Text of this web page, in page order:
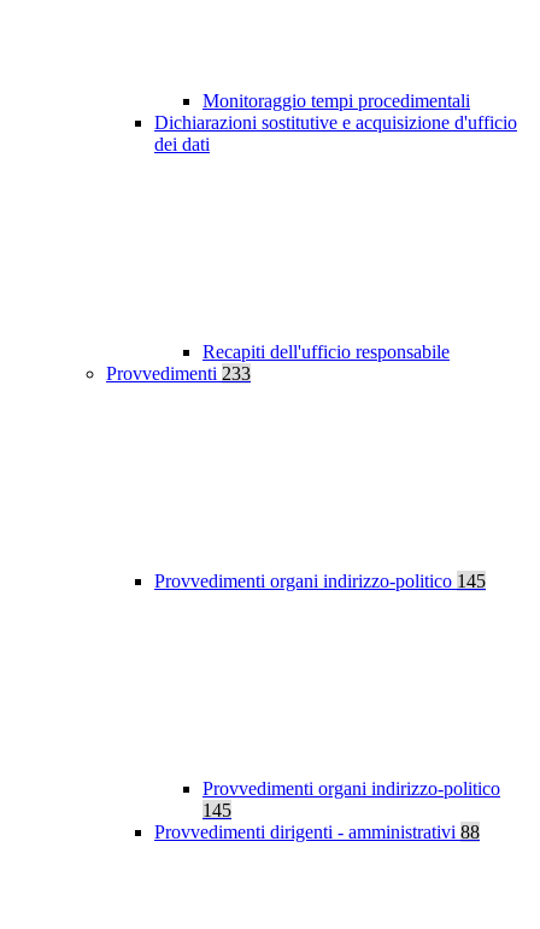
Monitoraggio tempi procedimentali
Dichiarazioni sostitutive e acquisizione d'ufficio
dei dati
Recapiti dell'ufficio responsabile
Provvedimenti 233
Provvedimenti organi indirizzo-politico 145
Provvedimenti organi indirizzo-politico
145
Provvedimenti dirigenti - amministrativi 88